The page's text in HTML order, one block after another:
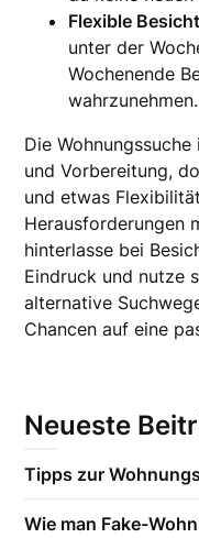
Flexible
unter der
Wochenende
wahrzunehmen.
Die
und Vorbereitung,
und etwas
Herausforderungen
hinterlasse bei
Eindruck und nutze
alternative
Chancen auf eine
Neueste
Tipps zur
Wie man Fake-